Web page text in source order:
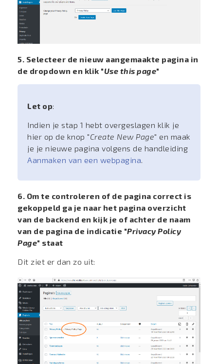
5. Selecteer de nieuw aangemaakte pagina in
de dropdown en klik "Use this page"
Let op:
Indien je stap 1 hebt overgeslagen klik je
hier op de knop "Create New Page" en maak
je je nieuwe pagina volgens de handleiding
Aanmaken van een webpagina.
6. Om te controleren of de pagina correct is
gekoppeld ga je naar het pagina overzicht
van de backend en kijk je of achter de naam
van de pagina de indicatie "Privacy Policy
Page" staat
Dit ziet er dan zo uit: